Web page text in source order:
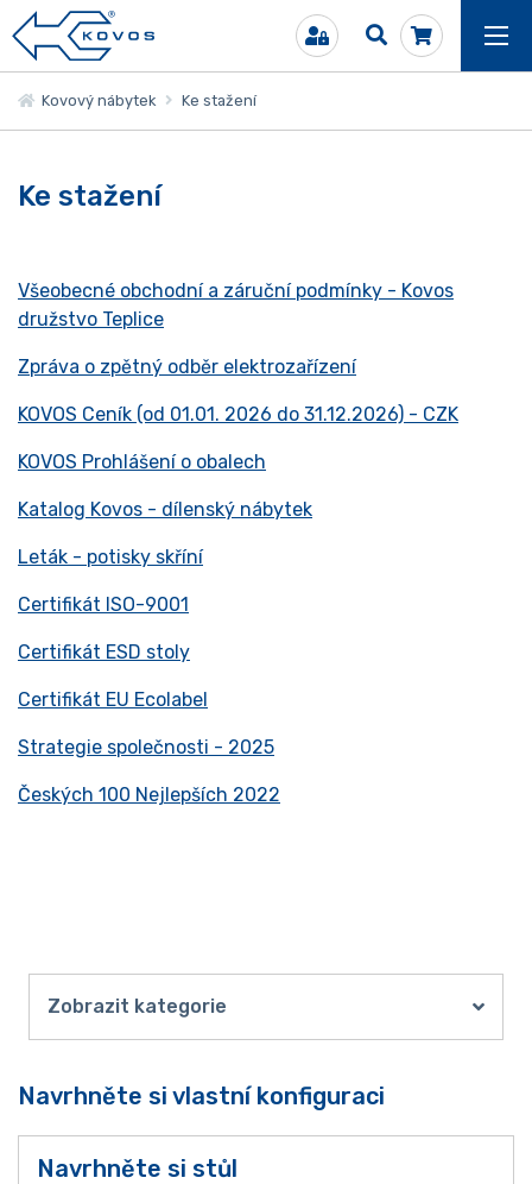
Kovový nábytek Ke stažení
Ke stažení
Všeobecné obchodní a záruční podmínky - Kovos
družstvo Teplice
Zpráva o zpětný odběr elektrozařízení
KOVOS Ceník (od 01.01. 2026 do 31.12.2026) - CZK
KOVOS Prohlášení o obalech
Katalog Kovos - dílenský nábytek
Leták - potisky skříní
Certifikát ISO-9001
Certifikát ESD stoly
Certifikát EU Ecolabel
Strategie společnosti - 2025
Českých 100 Nejlepších 2022
Zobrazit kategorie
Navrhněte si vlastní konfiguraci
Navrhněte si stůl